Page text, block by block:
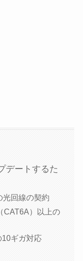
デートするた
光回線の契約
CAT6A）以上の
10ギガ対応